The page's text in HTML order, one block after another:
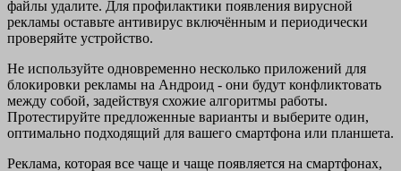
файлы удалите. Для профилактики появления вирусной
рекламы оставьте антивирус включённым и периодически
проверяйте устройство.
Не используйте одновременно несколько приложений для
блокировки рекламы на Андроид - они будут конфликтовать
между собой, задействуя схожие алгоритмы работы.
Протестируйте предложенные варианты и выберите один,
оптимально подходящий для вашего смартфона или планшета.
Реклама, которая все чаще и чаще появляется на смартфонах,